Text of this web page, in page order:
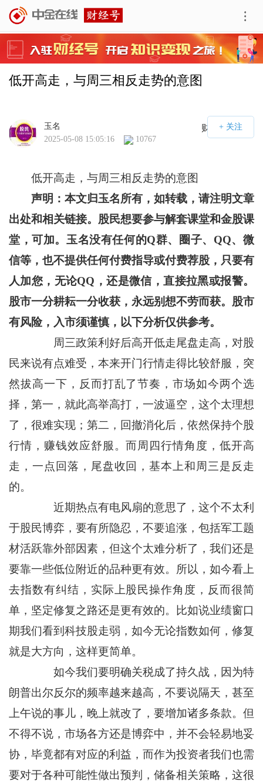
低开高走，与周三相反走势的意图
财经号APP
玉名
2025-05-08 15:05:16
10767
低开高走，与周三相反走势的意图
声明：本文归玉名所有，如转载，请注明文章
出处和相关链接。股民想要参与解套课堂和金股课
堂，可加。玉名没有任何的Q群、圈子、QQ、微
信等，也不提供任何付费指导或付费荐股，只要有
人加您，无论QQ，还是微信，直接拉黑或报警。
股市一分耕耘一分收获，永远别想不劳而获。股市
有风险，入市须谨慎，以下分析仅供参考。
周三政策利好后高开低走尾盘走高，对股
民来说有点难受，本来开门行情走得比较舒服，突
然拔高一下，反而打乱了节奏，市场如今两个选
择，第一，就此高举高打，一波逼空，这个太理想
了，很难实现；第二，回撤消化后，依然保持个股
行情，赚钱效应舒服。而周四行情角度，低开高
走，一点回落，尾盘收回，基本上和周三是反走
的。
近期热点有电风扇的意思了，这个不太利
于股民博弈，要有所隐忍，不要追涨，包括军工题
材活跃靠外部因素，但这个太难分析了，我们还是
要靠一些低位附近的品种更有效。所以，如今看上
去指数有纠结，实际上股民操作角度，反而很简
单，坚定修复之路还是更有效的。比如说业绩窗口
期我们看到科技股走弱，如今无论指数如何，修复
就是大方向，这样更简单。
如今我们要明确关税成了持久战，因为特
朗普出尔反尔的频率越来越高，不要说隔天，甚至
上午说的事儿，晚上就改了，要增加诸多条款。但
不得不说，市场各方还是博弈中，并不会轻易地妥
协，毕竟都有对应的利益，而作为投资者我们也需
要对于各种可能性做出预判，储备相关策略，这很